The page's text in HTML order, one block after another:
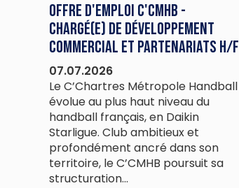
Offre d'emploi C'CMHB -
Chargé(e) de Développement
Commercial et Partenariats H/F
07.07.2026
Le C’Chartres Métropole Handball
évolue au plus haut niveau du
handball français, en Daikin
Starligue. Club ambitieux et
profondément ancré dans son
territoire, le C’CMHB poursuit sa
structuration...